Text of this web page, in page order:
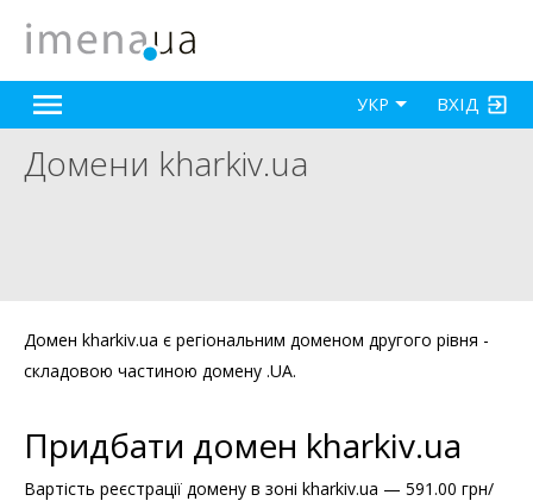
ВХІД
УКР
Домени kharkiv.ua
Домен kharkiv.ua є регіональним доменом другого рівня -
складовою частиною домену .UA.
Придбати домен kharkiv.ua
Вартість реєстрації домену в зоні kharkiv.ua — 591.00 грн/